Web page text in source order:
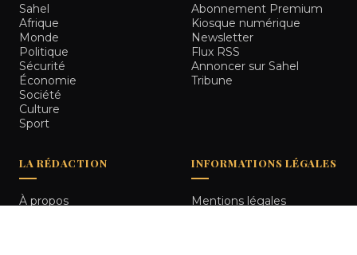
Sahel
Afrique
Monde
Politique
Sécurité
Économie
Société
Culture
Sport
Abonnement Premium
Kiosque numérique
Newsletter
Flux RSS
Annoncer sur Sahel
Tribune
LA RÉDACTION
À propos
INFORMATIONS LÉGALES
Mentions légales